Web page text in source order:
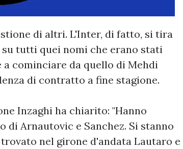
di altri. L'Inter, di fatto, si tira
tutti quei nomi che erano stati
cominciare da quello di Mehdi
di contratto a fine stagione.
Inzaghi ha chiarito: "Hanno
Arnautovic e Sanchez. Si stanno
nel girone d'andata Lautaro e